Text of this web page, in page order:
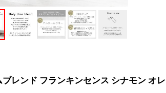
ンド フランキンセンス シナモン オレ